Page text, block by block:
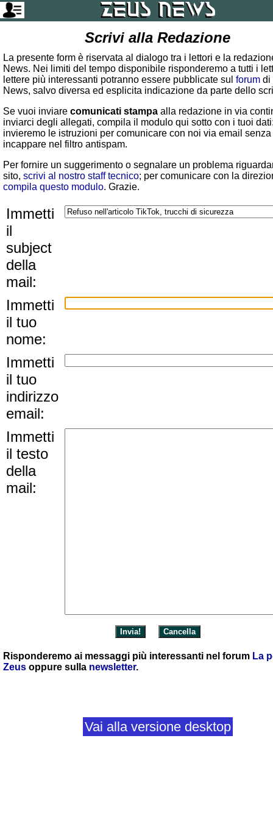
Scrivi alla Redazione
La presente form è riservata al dialogo tra i lettori e la
News. Nei limiti del tempo disponibile risponderemo a tutti i
lettere più interessanti potranno essere pubblicate sul forum di
News, salvo diversa ed esplicita indicazione da parte dello
Se vuoi inviare comunicati stampa alla redazione in via
inviarci degli allegati, compila il modulo qui sotto con i tuoi
invieremo le istruzioni per comunicare con noi via email senza
incappare nel filtro antispam.
Per fornire un suggerimento o segnalare un problema
sito, scrivi al nostro staff tecnico; per comunicare con la
compila questo modulo. Grazie.
Immetti
il
subject
della
mail:
Immetti
il tuo
nome:
Immetti
il tuo
indirizzo
email:
Immetti
il testo
della
mail:
Risponderemo ai messaggi più interessanti nel forum La
Zeus oppure sulla newsletter.
Vai alla versione desktop